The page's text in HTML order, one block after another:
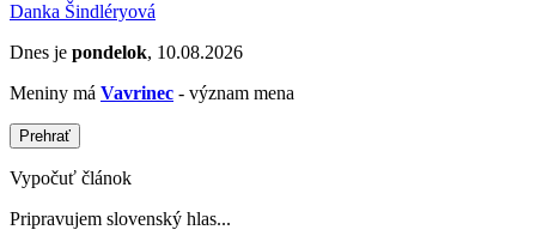
Danka Šindléryová
Dnes je pondelok, 10.08.2026
Meniny má Vavrinec - význam mena
Prehrať
Vypočuť článok
Pripravujem slovenský hlas...